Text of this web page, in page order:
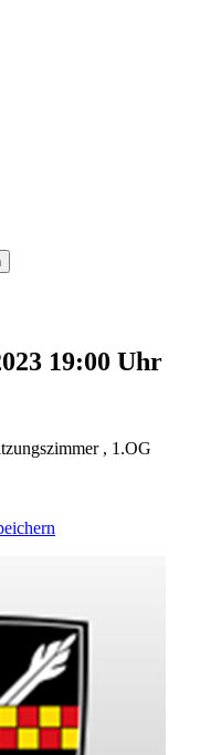
19:00 Uhr
, 1.OG